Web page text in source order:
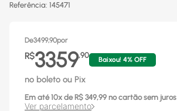
Referência: 145471
De3499,90por
R$3359,90
Baixou! 4% OFF
no boleto ou Pix
Em até 10x de R$ 349,99 no cartão sem juros
Ver parcelamento